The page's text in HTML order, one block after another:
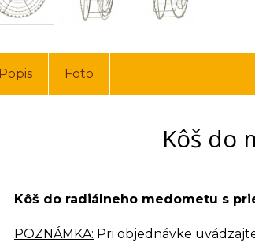
Popis Foto
Kôš do
Kôš do radiálneho medometu s
POZNÁMKA: Pri objednávke